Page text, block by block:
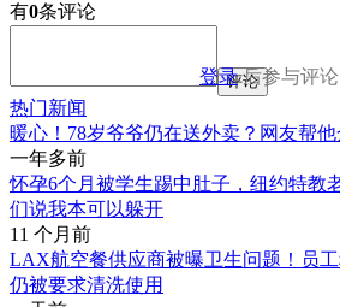
有0条评论
登录后参与评论
评论
热门新闻
暖心！78岁爷爷仍在送外卖？网友帮
一年多前
怀孕6个月被学生踢中肚子，纽约特教
们说我本可以躲开
11 个月前
LAX航空餐供应商被曝卫生问题！员
仍被要求清洗使用